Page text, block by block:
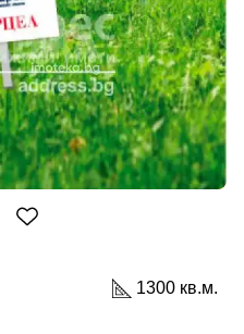
1300 кв.м.